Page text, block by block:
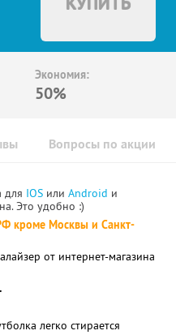
Экономия:
50%
Вопросы по акции
для IOS или Android и
Это удобно :)
кроме Москвы и Санкт-
от интернет-магазина
легко стирается